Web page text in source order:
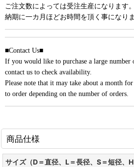
ご注文数によっては受注生産になります。
納期に一カ月ほどお時間を頂く事になり
■Contact Us■
If you would like to purchase a large number
contact us to check availability.
Please note that it may take about a month
to order depending on the number of orders.
商品仕様
サイズ（D＝直径、L＝長径、S＝短径、H